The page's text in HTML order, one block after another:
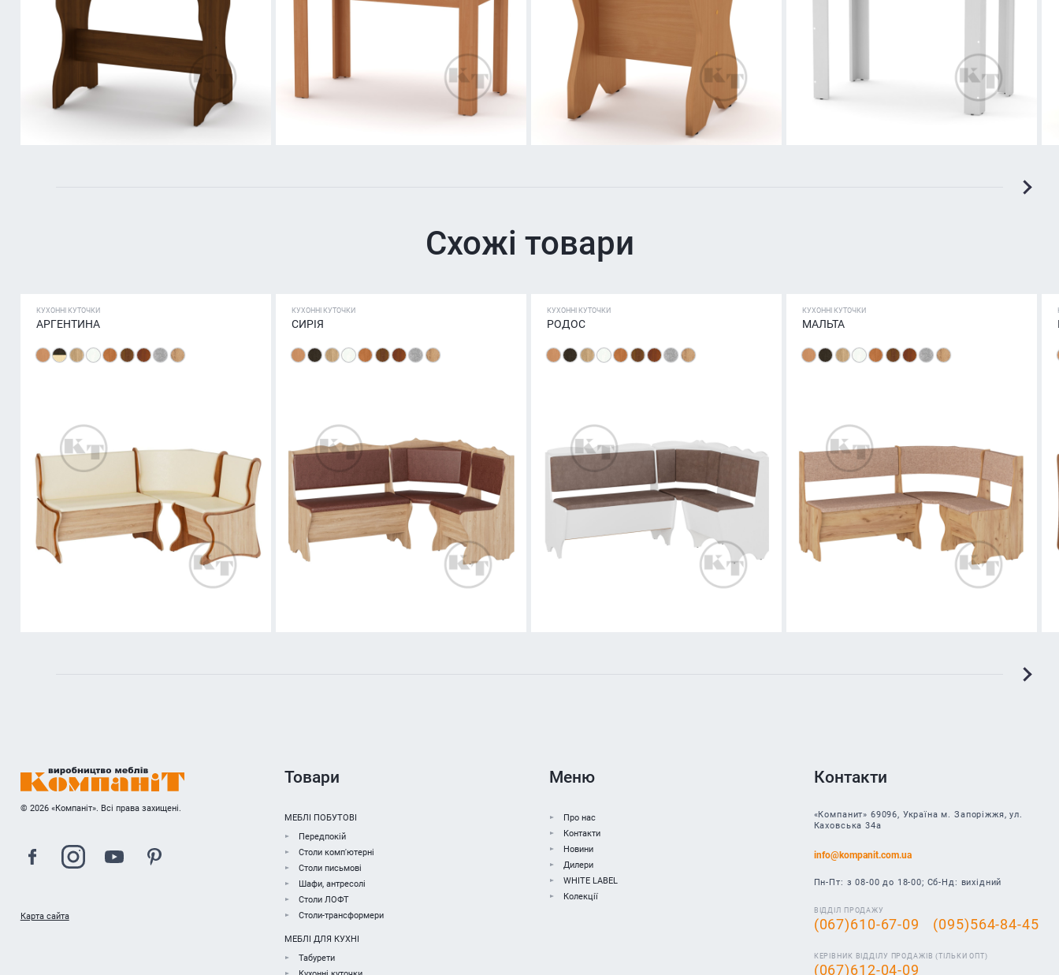
Схожі товари
КУХОННІ КУТОЧКИ
АРГЕНТИНА
КУХОННІ КУТОЧКИ
СИРІЯ
КУХОННІ КУТОЧКИ
РОДОС
КУХОННІ КУТОЧКИ
МАЛЬТА
© 2026 «Компаніт». Всі права захищені.
Карта сайта
Товари
МЕБЛІ ПОБУТОВІ
Передпокій
Столи комп'ютерні
Столи письмові
Шафи, антресолі
Столи ЛОФТ
Столи-трансформери
МЕБЛІ ДЛЯ КУХНІ
Табурети
Меню
Про нас
Контакти
Новини
Дилери
WHITE LABEL
Колекції
Контакти
«Компанит» 69096, Україна м. Запоріжжя, ул.
Каховська 34а
info@kompanit.com.ua
Пн-Пт: з 08-00 до 18-00; Сб-Нд: вихідний
ВІДДІЛ ПРОДАЖУ
(067)610-67-09 (095)564-84-45
КЕРІВНИК ВІДДІЛУ ПРОДАЖІВ (ТІЛЬКИ ОПТ)
(067)612-04-09